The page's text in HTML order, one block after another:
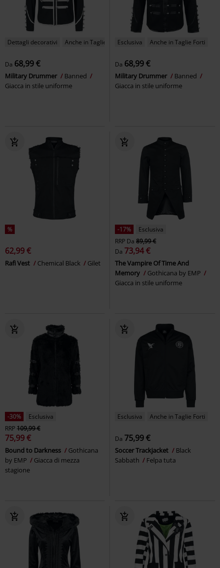
Dettagli decorativi Anche in Taglie Forti
Da 68,99 €
Military Drummer
Banned
Giacca in stile uniforme
Esclusiva Anche in Taglie Forti
Da 68,99 €
Military Drummer
Banned
Giacca in stile uniforme
%
62,99 €
Rafi Vest Chemical Black Gilet
-17%
Esclusiva
RRP Da 89,99 €
Da 73,94 €
The Vampire Of Time And
Memory
Gothicana by EMP
Giacca in stile uniforme
-30%
Esclusiva
RRP109,99 €
75,99 €
Bound to Darkness
Gothicana
by EMP
Giacca di mezza
stagione
Esclusiva Anche in Taglie Forti
Da 75,99 €
Soccer Trackjacket
Black
Sabbath
Felpa tuta